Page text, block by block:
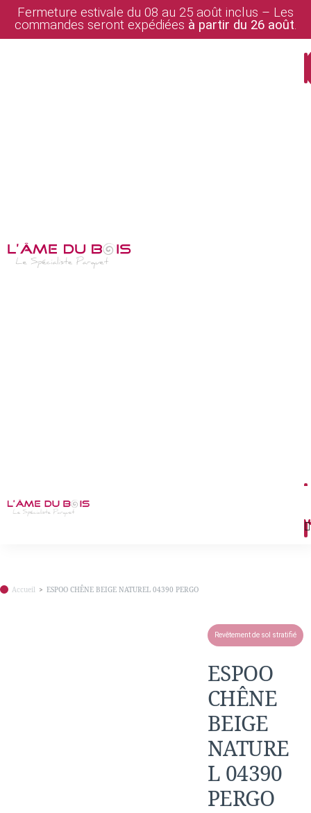
Fermeture estivale du 08 au 25 août inclus – Les
commandes seront expédiées à partir du 26 août.
Accueil ESPOO CHÊNE BEIGE NATUREL 04390 PERGO
ESPOO
CHÊNE
BEIGE
NATURE
L 04390
PERGO
Revêtement de sol stratifié